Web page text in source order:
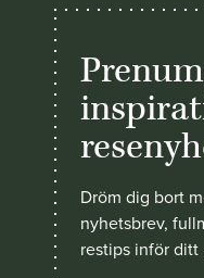
Dröm dig bort
nyhetsbrev,
restips inför ditt